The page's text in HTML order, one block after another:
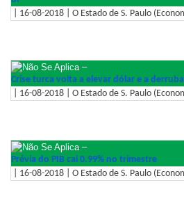
| 16-08-2018 | O Estado de S. Paulo
–
Crise turca volta a elevar dólar e a
| 16-08-2018 | O Estado de S. Paulo
–
Prévia do PIB cai 0.99% no trimestre
| 16-08-2018 | O Estado de S. Paulo